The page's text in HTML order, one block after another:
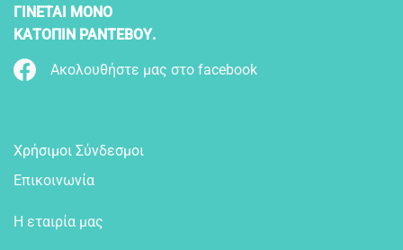
ΓΙΝΕΤΑΙ ΜΟΝΟ
ΚΑΤΟΠΙΝ ΡΑΝΤΕΒΟΥ.
Ακολουθήστε μας στο facebook
Χρήσιμοι Σύνδεσμοι
Επικοινωνία
Η εταιρία μας